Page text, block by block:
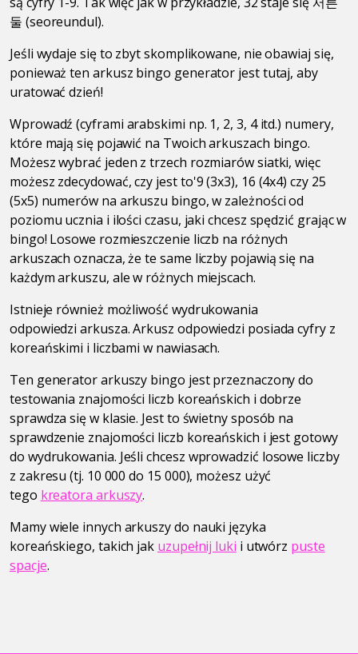
둘 (seoreundul).
Jeśli wydaje się to zbyt skomplikowane, nie obawiaj się,
ponieważ ten arkusz bingo generator jest tutaj, aby
uratować dzień!
Wprowadź (cyframi arabskimi np. 1, 2, 3, 4 itd.) numery,
które mają się pojawić na Twoich arkuszach bingo.
Możesz wybrać jeden z trzech rozmiarów siatki, więc
możesz zdecydować, czy jest to'9 (3x3), 16 (4x4) czy 25
(5x5) numerów na arkuszu bingo, w zależności od
poziomu ucznia i ilości czasu, jaki chcesz spędzić grając w
bingo! Losowe rozmieszczenie liczb na różnych
arkuszach oznacza, że te same liczby pojawią się na
każdym arkuszu, ale w różnych miejscach.
Istnieje również możliwość wydrukowania
odpowiedzi arkusza. Arkusz odpowiedzi posiada cyfry z
koreańskimi i liczbami w nawiasach.
Ten generator arkuszy bingo jest przeznaczony do
testowania znajomości liczb koreańskich i dobrze
sprawdza się w klasie. Jest to świetny sposób na
sprawdzenie znajomości liczb koreańskich i jest gotowy
do wydrukowania. Jeśli chcesz wprowadzić losowe liczby
z zakresu (tj. 10 000 do 15 000), możesz użyć
tego kreatora arkuszy.
Mamy wiele innych arkuszy do nauki języka
koreańskiego, takich jak uzupełnij luki i utwórz puste
spacje.